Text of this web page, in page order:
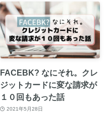
FACEBK? なにそれ。クレ
ジットカードに変な請求が
１０回もあった話
2021年5月28日